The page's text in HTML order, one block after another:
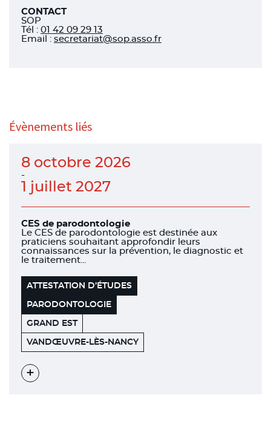
CONTACT
SOP
Tél : 01 42 09 29 13
Email : secretariat@sop.asso.fr
Évènements liés
8 octobre 2026
-
1 juillet 2027
CES de parodontologie
Le CES de parodontologie est destinée aux
praticiens souhaitant approfondir leurs
connaissances sur la prévention, le diagnostic et
le traitement...
ATTESTATION D’ÉTUDES
PARODONTOLOGIE
GRAND EST
7
AVENUE
LA
FORÊT
DE
VANDŒUVRE-LÈS-NANCY
Voir